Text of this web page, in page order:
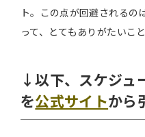
ト。この点が回避されるの
って、とてもありがたいこ
↓以下、スケジュ
を公式サイトから